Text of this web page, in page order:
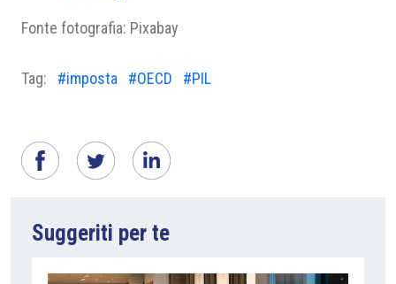
Fonte fotografia: Pixabay
Tag: #imposta #OECD #PIL
Suggeriti per te